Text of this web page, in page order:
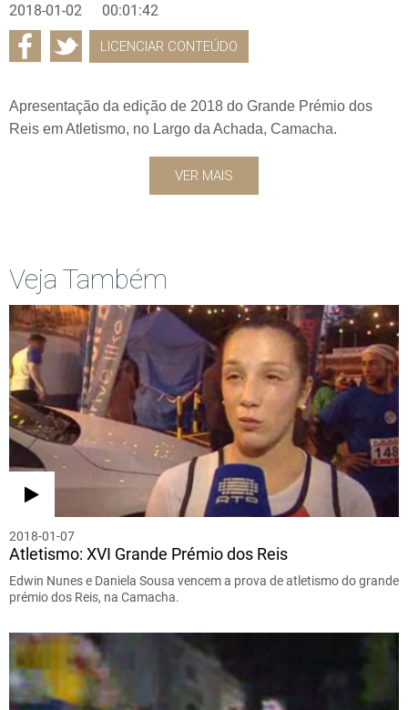
2018-01-02 00:01:42
LICENCIAR CONTEÚDO
Apresentação da edição de 2018 do Grande Prémio dos
Reis em Atletismo, no Largo da Achada, Camacha.
VER MAIS
Veja Também
2018-01-07
Atletismo: XVI Grande Prémio dos Reis
Edwin Nunes e Daniela Sousa vencem a prova de atletismo do grande
prémio dos Reis, na Camacha.